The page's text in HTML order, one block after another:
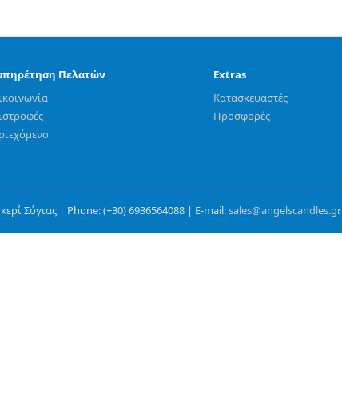
Πελατών
Extras
Κατασκευαστές
Προσφορές
Σόγιας | Phone: (+30) 6936564088 | E-mail:sales@angelscandles.gr